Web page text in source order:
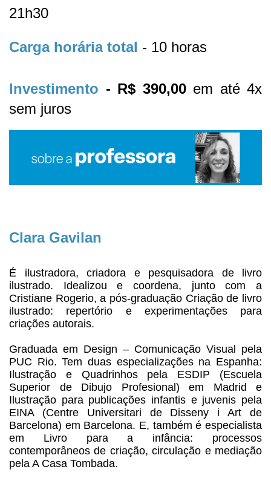
21h30
Carga horária total - 10 horas
Investimento - R$ 390,00 em até 4x
sem juros
Clara Gavilan
É ilustradora, criadora e pesquisadora de livro
ilustrado. Idealizou e coordena, junto com a
Cristiane Rogerio, a pós-graduação Criação de livro
ilustrado: repertório e experimentações para
criações autorais.
Graduada em Design – Comunicação Visual pela
PUC Rio. Tem duas especializações na Espanha:
Ilustração e Quadrinhos pela ESDIP (Escuela
Superior de Dibujo Profesional) em Madrid e
Ilustração para publicações infantis e juvenis pela
EINA (Centre Universitari de Disseny i Art de
Barcelona) em Barcelona. E, também é especialista
em Livro para a infância: processos
contemporâneos de criação, circulação e mediação
pela A Casa Tombada.